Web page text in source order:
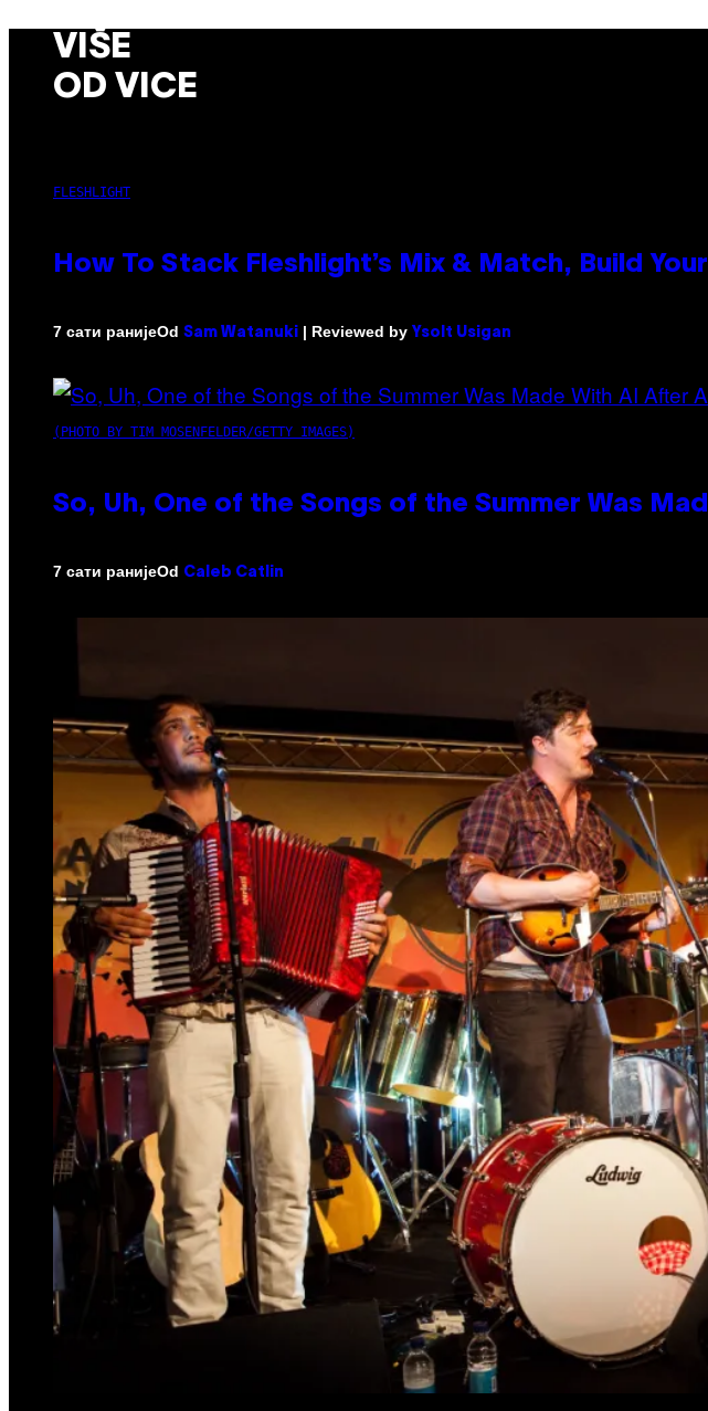
VIŠE
OD VICE
FLESHLIGHT
How To Stack Fleshlight’s Mix & Match, Build
7 сати ранијеOd Sam Watanuki | Reviewed by Ysolt Usigan
(PHOTO BY TIM MOSENFELDER/GETTY IMAGES)
So, Uh, One of the Songs of the Summer Was
7 сати ранијеOd Caleb Catlin